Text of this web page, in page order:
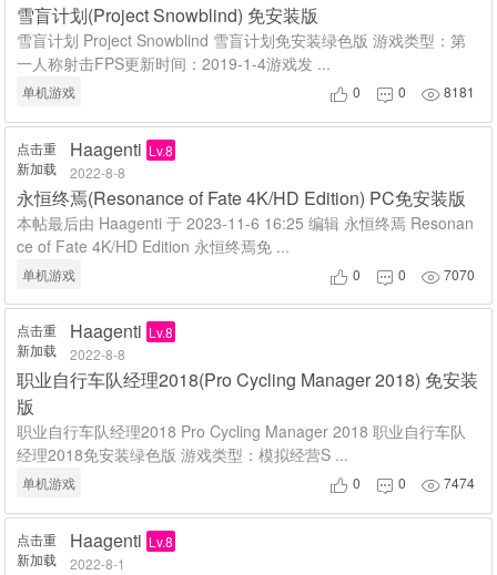
雪盲计划(Project Snowblind) 免安装版
雪盲计划 Project Snowblind 雪盲计划免安装绿色版 游戏类型：第
一人称射击FPS更新时间：2019-1-4游戏发 ...
单机游戏  0  0 8181
点击重
新加载
Haagenti Lv.8
2022-8-8
永恒终焉(Resonance of Fate 4K/HD Edition) PC免安装版
本帖最后由 Haagenti 于 2023-11-6 16:25 编辑 永恒终焉 Resonan
ce of Fate 4K/HD Edition 永恒终焉免 ...
单机游戏  0  0 7070
点击重
新加载
Haagenti Lv.8
2022-8-8
职业自行车队经理2018(Pro Cycling Manager 2018) 免安装
版
职业自行车队经理2018 Pro Cycling Manager 2018 职业自行车队
经理2018免安装绿色版 游戏类型：模拟经营S ...
单机游戏  0  0 7474
点击重
新加载
Haagenti Lv.8
2022-8-1